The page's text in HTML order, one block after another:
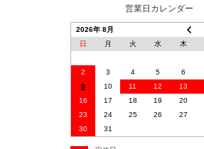
営業日カレンダー
2026年 8月
日
月 火 水 木
2
3 4 5 6
9
10 11 12 13
16
17 18 19 20
23
24 25 26 27
30
31